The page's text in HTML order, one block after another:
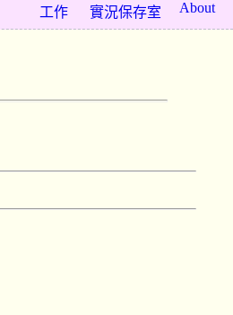
About
實況保存室
工作